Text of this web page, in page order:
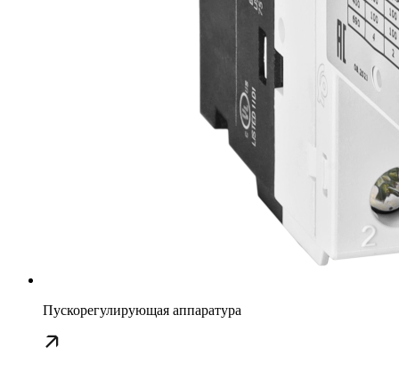
Пускорегулирующая аппаратура